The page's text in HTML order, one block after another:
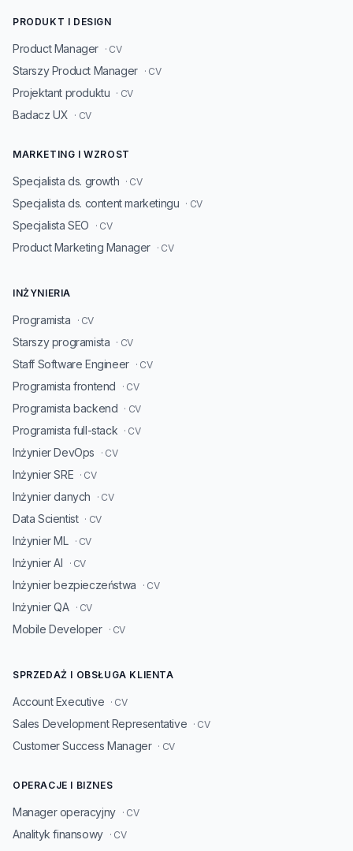
PRODUKT I DESIGN
Product Manager · CV
Starszy Product Manager · CV
Projektant produktu · CV
Badacz UX · CV
MARKETING I WZROST
Specjalista ds. growth · CV
Specjalista ds. content marketingu · CV
Specjalista SEO · CV
Product Marketing Manager · CV
INŻYNIERIA
Programista · CV
Starszy programista · CV
Staff Software Engineer · CV
Programista frontend · CV
Programista backend · CV
Programista full-stack · CV
Inżynier DevOps · CV
Inżynier SRE · CV
Inżynier danych · CV
Data Scientist · CV
Inżynier ML · CV
Inżynier AI · CV
Inżynier bezpieczeństwa · CV
Inżynier QA · CV
Mobile Developer · CV
SPRZEDAŻ I OBSŁUGA KLIENTA
Account Executive · CV
Sales Development Representative · CV
Customer Success Manager · CV
OPERACJE I BIZNES
Manager operacyjny · CV
Analityk finansowy · CV